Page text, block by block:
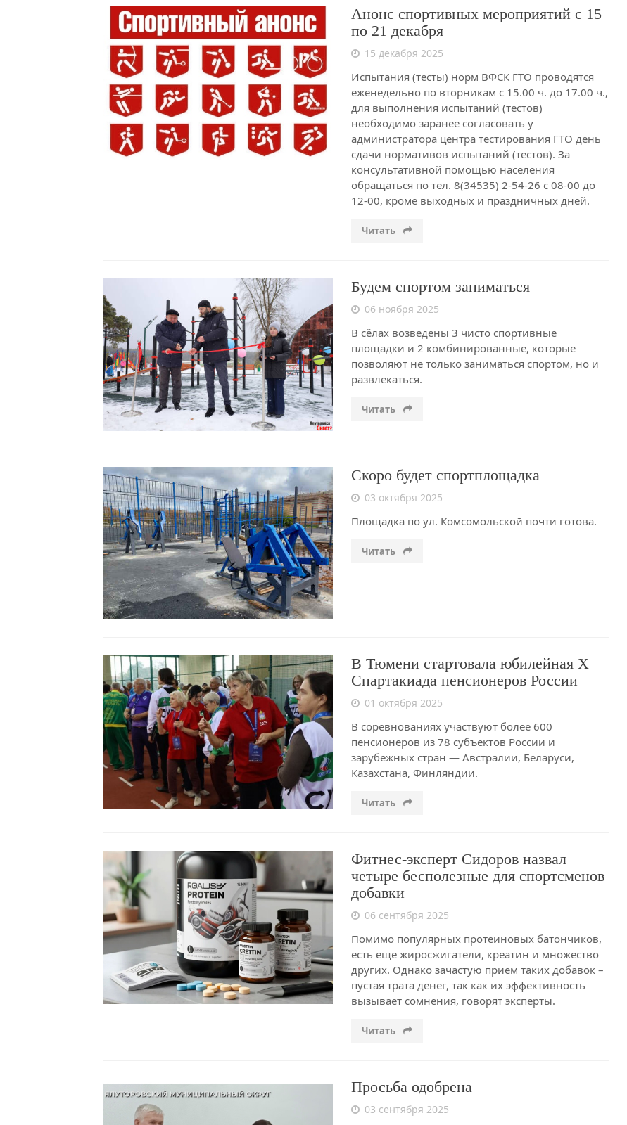
Читать
Анонс спортивных мероприятий с 15
по 21 декабря
15 декабря 2025
Испытания (тесты) норм ВФСК ГТО проводятся
еженедельно по вторникам с 15.00 ч. до 17.00 ч.,
для выполнения испытаний (тестов)
необходимо заранее согласовать у
администратора центра тестирования ГТО день
сдачи нормативов испытаний (тестов). За
консультативной помощью населения
обращаться по тел. 8(34535) 2-54-26 с 08-00 до
12-00, кроме выходных и праздничных дней.
Читать
Читать
Будем спортом заниматься
06 ноября 2025
В сёлах возведены 3 чисто спортивные
площадки и 2 комбинированные, которые
позволяют не только заниматься спортом, но и
развлекаться.
Читать
Читать
Скоро будет спортплощадка
03 октября 2025
Площадка по ул. Комсомольской почти готова.
Читать
Читать
В Тюмени стартовала юбилейная X
Спартакиада пенсионеров России
01 октября 2025
В соревнованиях участвуют более 600
пенсионеров из 78 субъектов России и
зарубежных стран — Австралии, Беларуси,
Казахстана, Финляндии.
Читать
Читать
Фитнес-эксперт Сидоров назвал
четыре бесполезные для спортсменов
добавки
06 сентября 2025
Помимо популярных протеиновых батончиков,
есть еще жиросжигатели, креатин и множество
других. Однако зачастую прием таких добавок –
пустая трата денег, так как их эффективность
вызывает сомнения, говорят эксперты.
Читать
Просьба одобрена
03 сентября 2025